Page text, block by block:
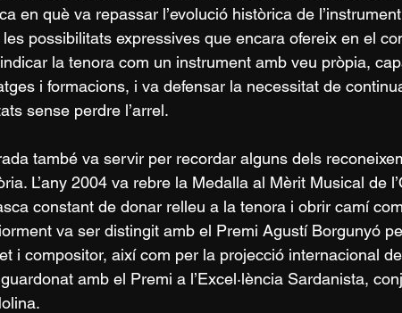
en què va repassar l’evolució històrica de
possibilitats expressives que encara ofereix en el
la tenora com un instrument amb veu pròpia,
i formacions, i va defensar la necessitat de
sense perdre l’arrel.
també va servir per recordar alguns dels
L’any 2004 va rebre la Medalla al Mèrit Musical de
constant de donar relleu a la tenora i obrir camí
va ser distingit amb el Premi Agustí Borgunyó
i compositor, així com per la projecció internacional
amb el Premi a l’Excel·lència Sardanista,